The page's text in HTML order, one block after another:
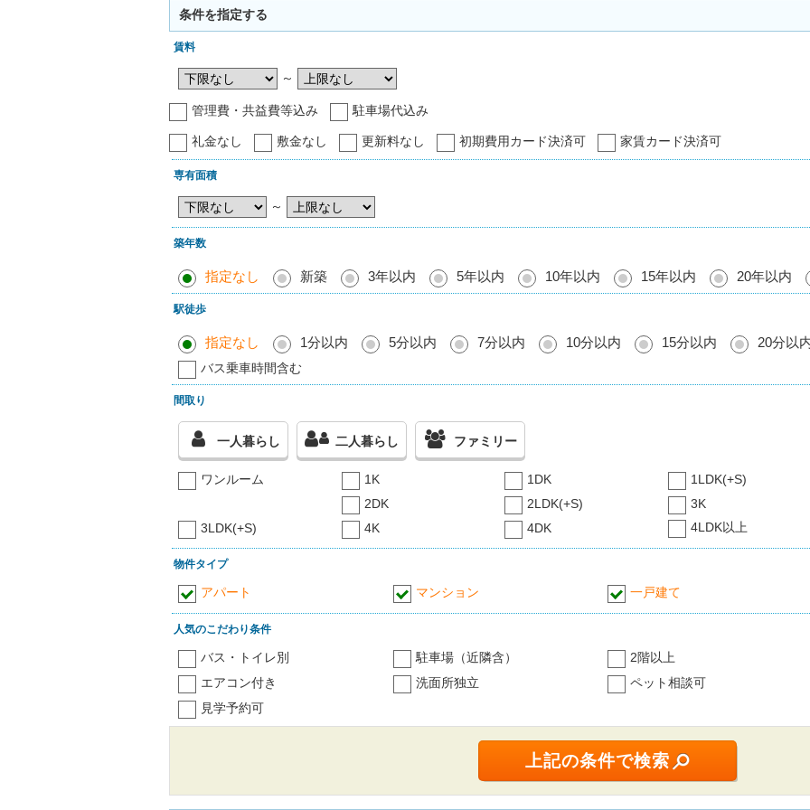
条件を指定する
賃料
～
管理費・共益費等込み 駐車場代込み
礼金なし 敷金なし 更新料なし 初期費用カード決済可 家賃カード決済可
専有面積
～
築年数
指定なし 新築 3年以内 5年以内 10年以内 15年以内 20年以内
駅徒歩
指定なし 1分以内 5分以内 7分以内 10分以内 15分以内 20分以
バス乗車時間含む
間取り
一人暮らし 二人暮らし ファミリー
ワンルーム 1K 1DK 1LDK(+S)
2DK
2LDK(+S) 3K
3LDK(+S)
4K 4DK 4LDK以上
物件タイプ
アパート マンション 一戸建て
人気のこだわり条件
バス・トイレ別 駐車場（近隣含） 2階以上
エアコン付き
洗面所独立 ペット相談可
見学予約可